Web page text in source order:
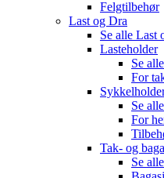
Felgtilbehør
Last og Dra
Se alle Last
Lasteholder
Se alle
For
Se alle
For
Tak- og
Se alle